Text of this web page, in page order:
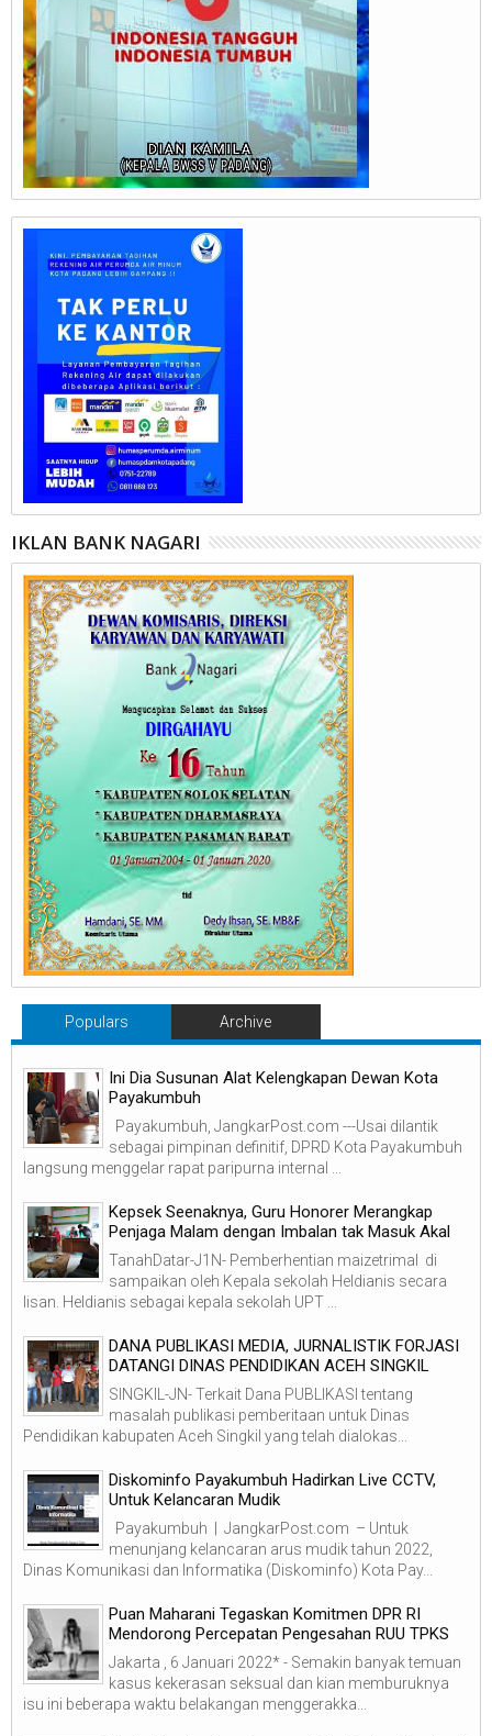
IKLAN BANK NAGARI
Populars Archive
Ini Dia Susunan Alat Kelengkapan Dewan Kota
Payakumbuh
Payakumbuh, JangkarPost.com ---Usai dilantik
sebagai pimpinan definitif, DPRD Kota Payakumbuh
langsung menggelar rapat paripurna internal ...
Kepsek Seenaknya, Guru Honorer Merangkap
Penjaga Malam dengan Imbalan tak Masuk Akal
TanahDatar-J1N- Pemberhentian maizetrimal di
sampaikan oleh Kepala sekolah Heldianis secara
lisan. Heldianis sebagai kepala sekolah UPT ...
DANA PUBLIKASI MEDIA, JURNALISTIK FORJASI
DATANGI DINAS PENDIDIKAN ACEH SINGKIL
SINGKIL-JN- Terkait Dana PUBLIKASI tentang
masalah publikasi pemberitaan untuk Dinas
Pendidikan kabupaten Aceh Singkil yang telah dialokas...
Diskominfo Payakumbuh Hadirkan Live CCTV,
Untuk Kelancaran Mudik
Payakumbuh | JangkarPost.com – Untuk
menunjang kelancaran arus mudik tahun 2022,
Dinas Komunikasi dan Informatika (Diskominfo) Kota Pay...
Puan Maharani Tegaskan Komitmen DPR RI
Mendorong Percepatan Pengesahan RUU TPKS
Jakarta , 6 Januari 2022* - Semakin banyak temuan
kasus kekerasan seksual dan kian memburuknya
isu ini beberapa waktu belakangan menggerakka...